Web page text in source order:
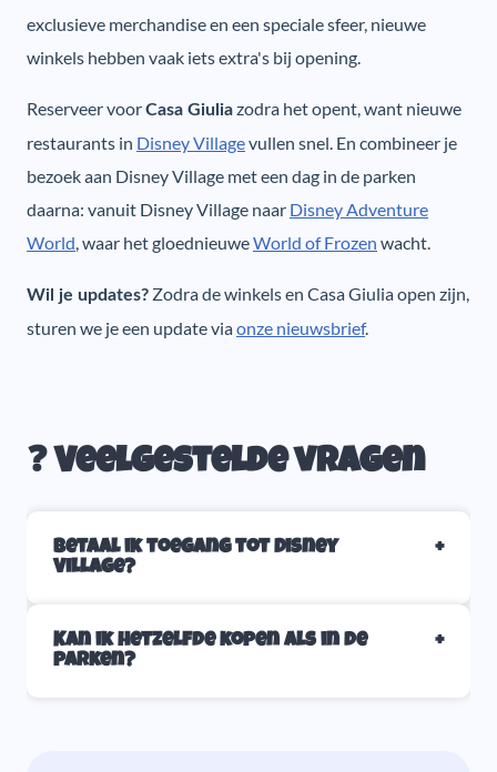
exclusieve merchandise en een speciale sfeer, nieuwe
winkels hebben vaak iets extra's bij opening.
Reserveer voorCasa Giuliazodra het opent, want nieuwe
restaurants in Disney Villagevullen snel. En combineer je
bezoek aan Disney Village met een dag in de parken
daarna: vanuit Disney Village naar Disney Adventure
World, waar het gloednieuweWorld of Frozen wacht.
Wil je updates? Zodra de winkels en Casa Giulia open zijn,
sturen we je een update viaonze nieuwsbrief.
❓ Veelgestelde vragen
Betaal ik toegang tot Disney
Village?
Kan ik hetzelfde kopen als in de
parken?